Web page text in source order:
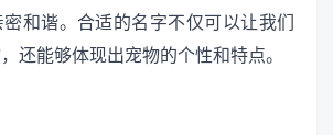
和谐。合适的名字不仅可以让我们
还能够体现出宠物的个性和特点。